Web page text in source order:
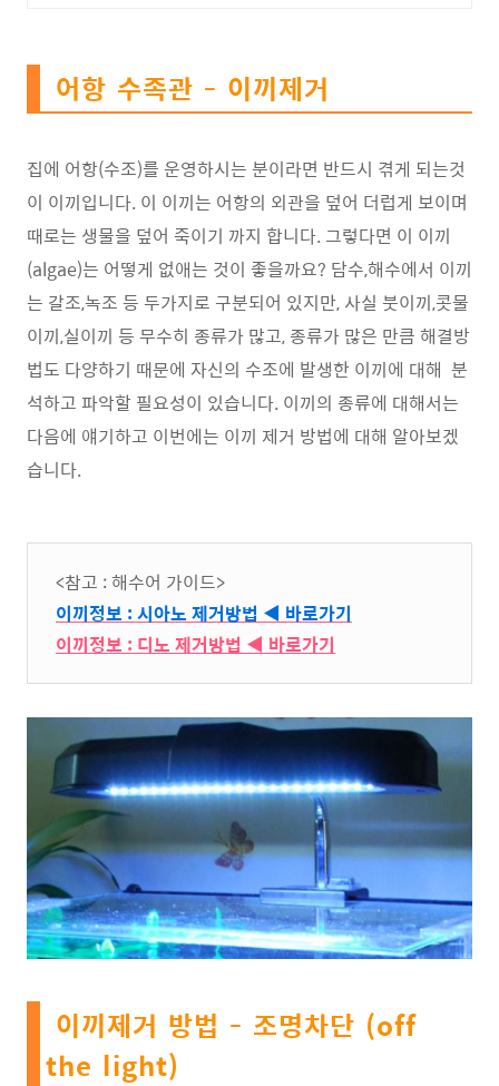
어항 수족관 - 이끼제거
집에 어항(수조)를 운영하시는 분이라면 반드시 겪게 되는것
이 이끼입니다. 이 이끼는 어항의 외관을 덮어 더럽게 보이며
때로는 생물을 덮어 죽이기 까지 합니다. 그렇다면 이 이끼
(algae)는 어떻게 없애는 것이 좋을까요? 담수,해수에서 이끼
는 갈조,녹조 등 두가지로 구분되어 있지만, 사실 붓이끼,콧물
이끼,실이끼 등 무수히 종류가 많고, 종류가 많은 만큼 해결방
법도 다양하기 때문에 자신의 수조에 발생한 이끼에 대해 분
석하고 파악할 필요성이 있습니다. 이끼의 종류에 대해서는
다음에 얘기하고 이번에는 이끼 제거 방법에 대해 알아보겠
습니다.
<참고 : 해수어 가이드>
이끼정보 : 시아노 제거방법 ◀ 바로가기
이끼정보 : 디노 제거방법 ◀ 바로가기
이끼제거 방법 - 조명차단 (off
the light)